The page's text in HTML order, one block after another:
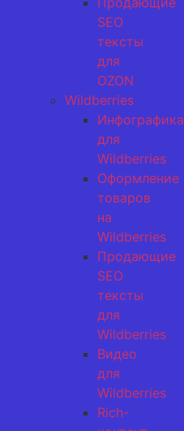
SEO
тексты
для
OZON
Wildberries
Инфографика
для
Wildberries
Оформление
товаров
на
Wildberries
Продающие
SEO
тексты
для
Wildberries
Видео
для
Wildberries
Rich-